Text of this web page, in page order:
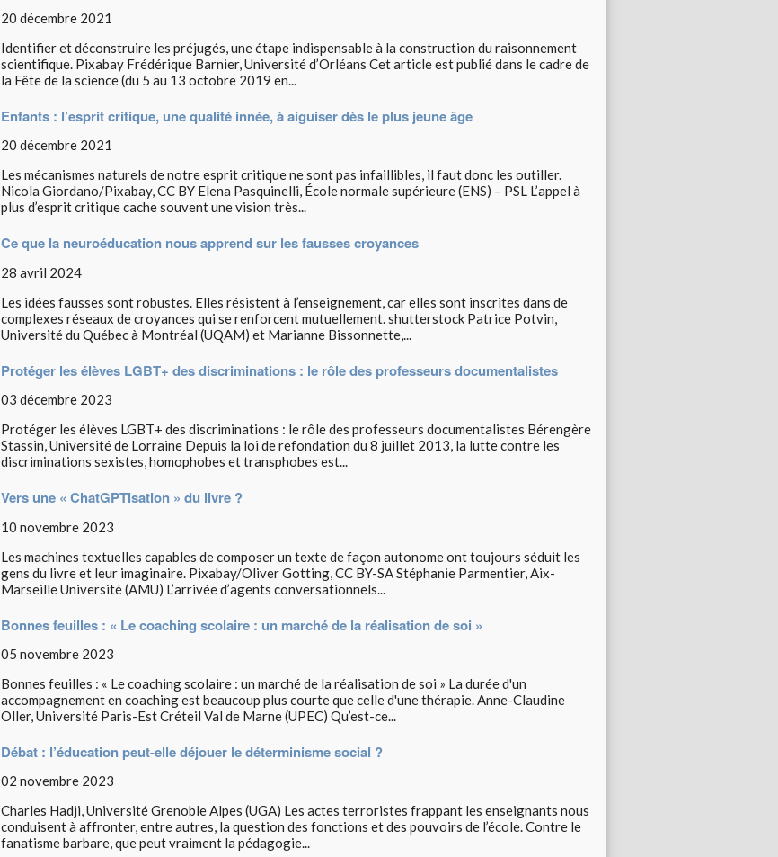
20 décembre 2021
Identifier et déconstruire les préjugés, une étape indispensable à la construction du raisonnement
scientifique. Pixabay Frédérique Barnier, Université d’Orléans Cet article est publié dans le cadre de
la Fête de la science (du 5 au 13 octobre 2019 en...
Enfants : l’esprit critique, une qualité innée, à aiguiser dès le plus jeune âge
20 décembre 2021
Les mécanismes naturels de notre esprit critique ne sont pas infaillibles, il faut donc les outiller.
Nicola Giordano/Pixabay, CC BY Elena Pasquinelli, École normale supérieure (ENS) – PSL L’appel à
plus d’esprit critique cache souvent une vision très...
Ce que la neuroéducation nous apprend sur les fausses croyances
28 avril 2024
Les idées fausses sont robustes. Elles résistent à l’enseignement, car elles sont inscrites dans de
complexes réseaux de croyances qui se renforcent mutuellement. shutterstock Patrice Potvin,
Université du Québec à Montréal (UQAM) et Marianne Bissonnette,...
Protéger les élèves LGBT+ des discriminations : le rôle des professeurs documentalistes
03 décembre 2023
Protéger les élèves LGBT+ des discriminations : le rôle des professeurs documentalistes Bérengère
Stassin, Université de Lorraine Depuis la loi de refondation du 8 juillet 2013, la lutte contre les
discriminations sexistes, homophobes et transphobes est...
Vers une « ChatGPTisation » du livre ?
10 novembre 2023
Les machines textuelles capables de composer un texte de façon autonome ont toujours séduit les
gens du livre et leur imaginaire. Pixabay/Oliver Gotting, CC BY-SA Stéphanie Parmentier, Aix-
Marseille Université (AMU) L’arrivée d’agents conversationnels...
Bonnes feuilles : « Le coaching scolaire : un marché de la réalisation de soi »
05 novembre 2023
Bonnes feuilles : « Le coaching scolaire : un marché de la réalisation de soi » La durée d'un
accompagnement en coaching est beaucoup plus courte que celle d'une thérapie. Anne-Claudine
Oller, Université Paris-Est Créteil Val de Marne (UPEC) Qu’est-ce...
Débat : l’éducation peut-elle déjouer le déterminisme social ?
02 novembre 2023
Charles Hadji, Université Grenoble Alpes (UGA) Les actes terroristes frappant les enseignants nous
conduisent à affronter, entre autres, la question des fonctions et des pouvoirs de l’école. Contre le
fanatisme barbare, que peut vraiment la pédagogie...